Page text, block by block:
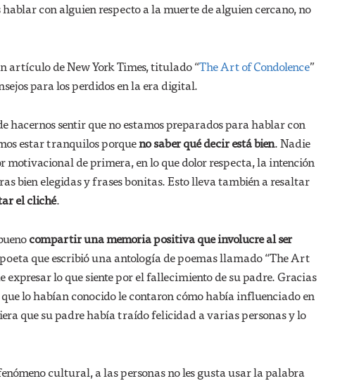
hablar con alguien respecto a la muerte de alguien cercano, no
artículo de New York Times, titulado “The Art of Condolence”
para los perdidos en la era digital.
hacernos sentir que no estamos preparados para hablar con
estar tranquilos porqueno saber qué decir está bien. Nadie
motivacional de primera, en lo que dolor respecta, la intención
bien elegidas y frases bonitas. Esto lleva también a resaltar
el cliché.
compartir una memoria positiva que involucre al ser
que escribió una antología de poemas llamado “The Art
expresar lo que siente por el fallecimiento de su padre. Gracias
lo habían conocido le contaron cómo había influenciado en
que su padre había traído felicidad a varias personas y lo
cultural, a las personas no les gusta usar la palabra